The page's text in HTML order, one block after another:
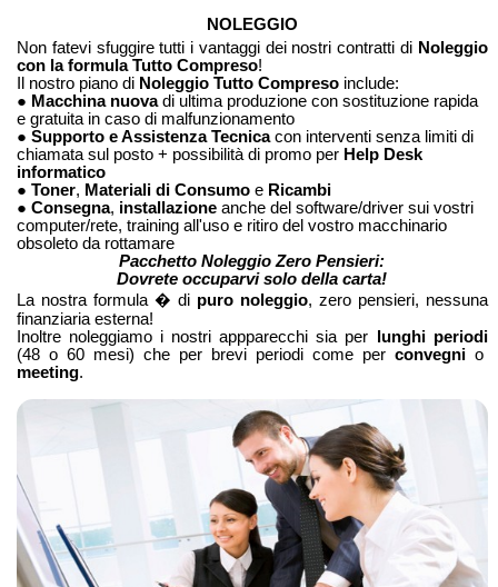
NOLEGGIO
Non fatevi sfuggire tutti i vantaggi dei nostri contratti di Noleggio
con la formula Tutto Compreso!
Il nostro piano di Noleggio Tutto Compreso include:
● Macchina nuovadi ultima produzione con sostituzione rapida
e gratuita in caso di malfunzionamento
● Supporto e Assistenza Tecnicacon interventi senza limiti di
chiamata sul posto + possibilità di promo per Help Desk
informatico
● Toner, Materiali di Consumo e Ricambi
● Consegna, installazione anche del software/driver sui vostri
computer/rete, training all'uso e ritiro del vostro macchinario
obsoleto da rottamare
Pacchetto Noleggio Zero Pensieri:
Dovrete occuparvi solo della carta!
La nostra formula � di puro noleggio, zero pensieri, nessuna
finanziaria esterna!
Inoltre noleggiamo i nostri appparecchi sia per
lunghi periodi
(48 o 60 mesi) che per brevi periodi come per convegnio
meeting.